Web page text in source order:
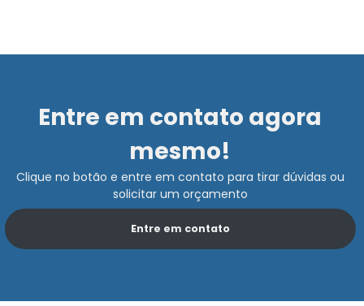
Entre em contato agora
mesmo!
Clique no botão e entre em contato para tirar dúvidas ou
solicitar um orçamento
Entre em contato